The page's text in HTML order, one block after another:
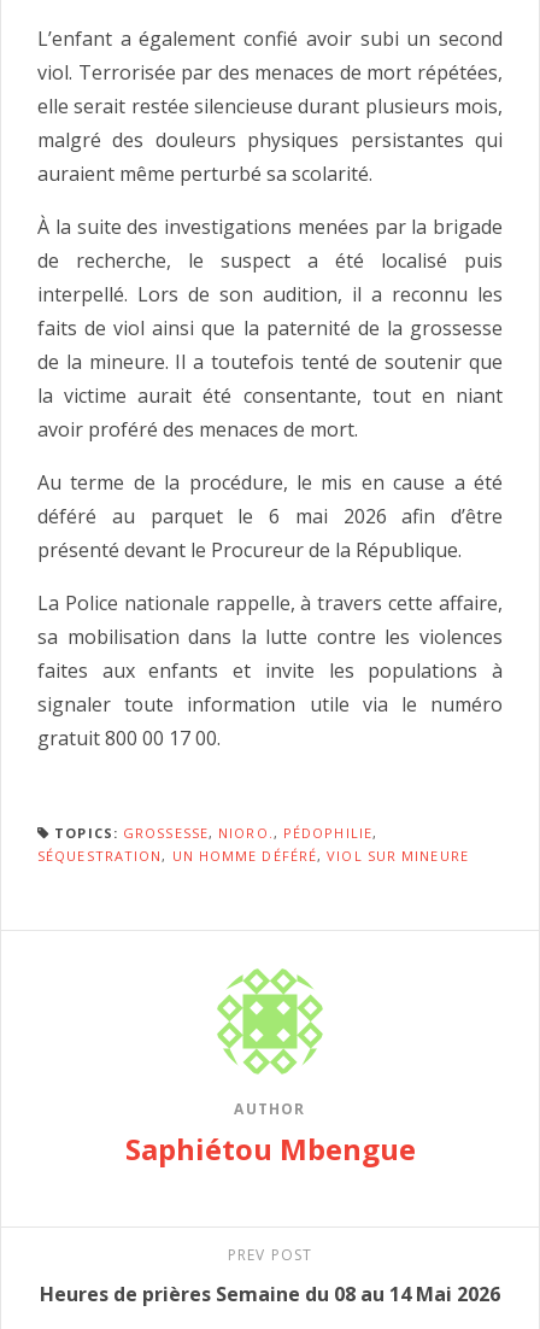
L’enfant a également confié avoir subi un second
viol. Terrorisée par des menaces de mort répétées,
elle serait restée silencieuse durant plusieurs mois,
malgré des douleurs physiques persistantes qui
auraient même perturbé sa scolarité.
À la suite des investigations menées par la brigade
de recherche, le suspect a été localisé puis
interpellé. Lors de son audition, il a reconnu les
faits de viol ainsi que la paternité de la grossesse
de la mineure. Il a toutefois tenté de soutenir que
la victime aurait été consentante, tout en niant
avoir proféré des menaces de mort.
Au terme de la procédure, le mis en cause a été
déféré au parquet le 6 mai 2026 afin d’être
présenté devant le Procureur de la République.
La Police nationale rappelle, à travers cette affaire,
sa mobilisation dans la lutte contre les violences
faites aux enfants et invite les populations à
signaler toute information utile via le numéro
gratuit 800 00 17 00.
TOPICS: GROSSESSE, NIORO. , PÉDOPHILIE,
SÉQUESTRATION , UN HOMME DÉFÉRÉ,VIOL SUR MINEURE
AUTHOR
Saphiétou Mbengue
PREV POST
Heures de prières Semaine du 08 au 14 Mai 2026